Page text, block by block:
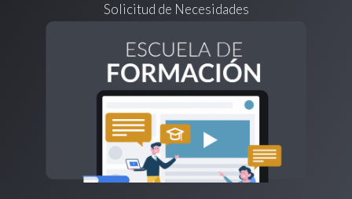
Solicitud de Necesidades